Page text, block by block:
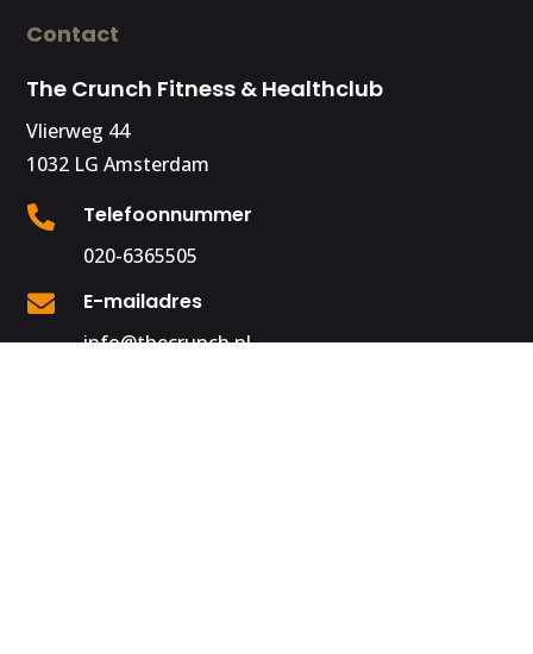
Contact
The Crunch Fitness & Healthclub
Vlierweg 44
1032 LG Amsterdam
 Telefoonnummer
020-6365505
 E-mailadres
info@thecrunch.nl